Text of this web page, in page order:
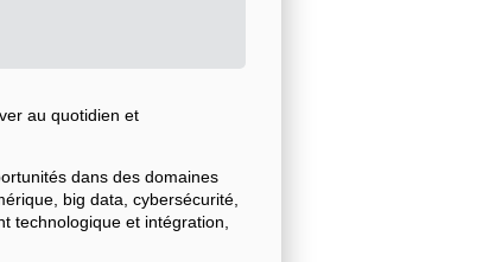
au quotidien et
dans des domaines
big data, cybersécurité,
technologique et intégration,